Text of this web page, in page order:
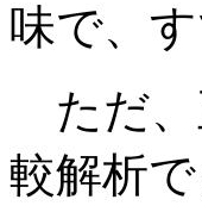
味で、
ただ、
較解析